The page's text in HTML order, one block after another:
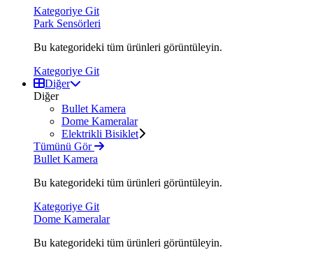
Kategoriye Git
Park Sensörleri
Bu kategorideki tüm ürünleri görüntüleyin.
Kategoriye Git
Diğer
Diğer
Bullet Kamera
Dome Kameralar
Elektrikli Bisiklet
Tümünü Gör
Bullet Kamera
Bu kategorideki tüm ürünleri görüntüleyin.
Kategoriye Git
Dome Kameralar
Bu kategorideki tüm ürünleri görüntüleyin.